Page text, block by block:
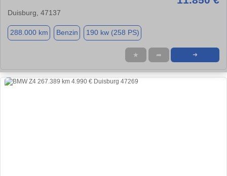
Duisburg, 47137
288.000 km Benzin 190 kw (258 PS)
★ ➦ ➜